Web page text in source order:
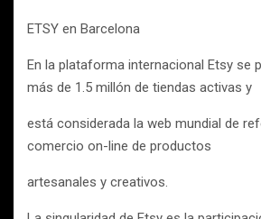
ETSY en Barcelona
En la plataforma internacional Etsy se
más de 1.5 millón de tiendas activas y
está considerada la web mundial de
comercio on-line de productos
artesanales y creativos.